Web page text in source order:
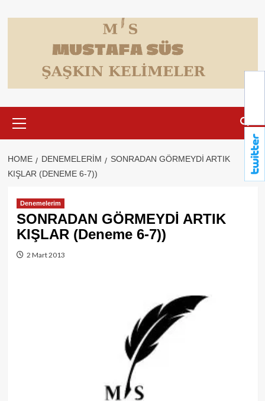
to
Menu
HOME DENEMELERIM
SONRADAN GÖRMEYDİ ARTIK
KIŞLAR (DENEME 6-7))
Denemelerim
SONRADAN GÖRMEYDİ ARTIK
KIŞLAR (Deneme 6-7))
2 Mart 2013